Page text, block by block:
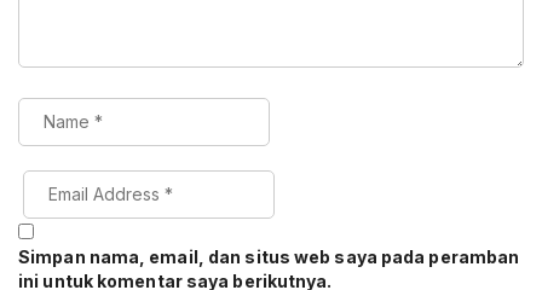
Simpan nama, email, dan situs web saya pada peramban
ini untuk komentar saya berikutnya.